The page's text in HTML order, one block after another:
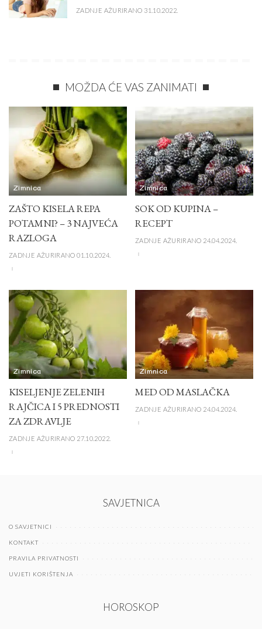
ZADNJE AŽURIRANO 31.10.2022.
MOŽDA ĆE VAS ZANIMATI
Zimnica
ZAŠTO KISELA REPA
POTAMNI? – 3 NAJVEĆA
RAZLOGA
ZADNJE AŽURIRANO 01.10.2024.
Zimnica
SOK OD KUPINA –
RECEPT
ZADNJE AŽURIRANO 24.04.2024.
Zimnica
KISELJENJE ZELENIH
RAJČICA I 5 PREDNOSTI
ZA ZDRAVLJE
ZADNJE AŽURIRANO 27.10.2022.
Zimnica
MED OD MASLAČKA
ZADNJE AŽURIRANO 24.04.2024.
SAVJETNICA
O SAVJETNICI
KONTAKT
PRAVILA PRIVATNOSTI
UVJETI KORIŠTENJA
HOROSKOP